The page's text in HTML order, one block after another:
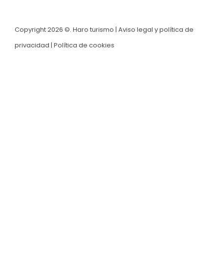
Copyright 2026 ©. Haro turismo | Aviso legal y política de
privacidad | Política de cookies